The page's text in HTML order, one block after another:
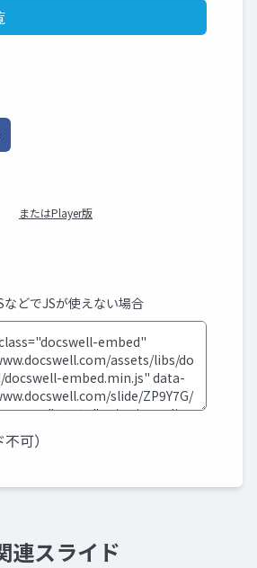
またはPlayer版
などでJSが使えない場合
可）
連スライド